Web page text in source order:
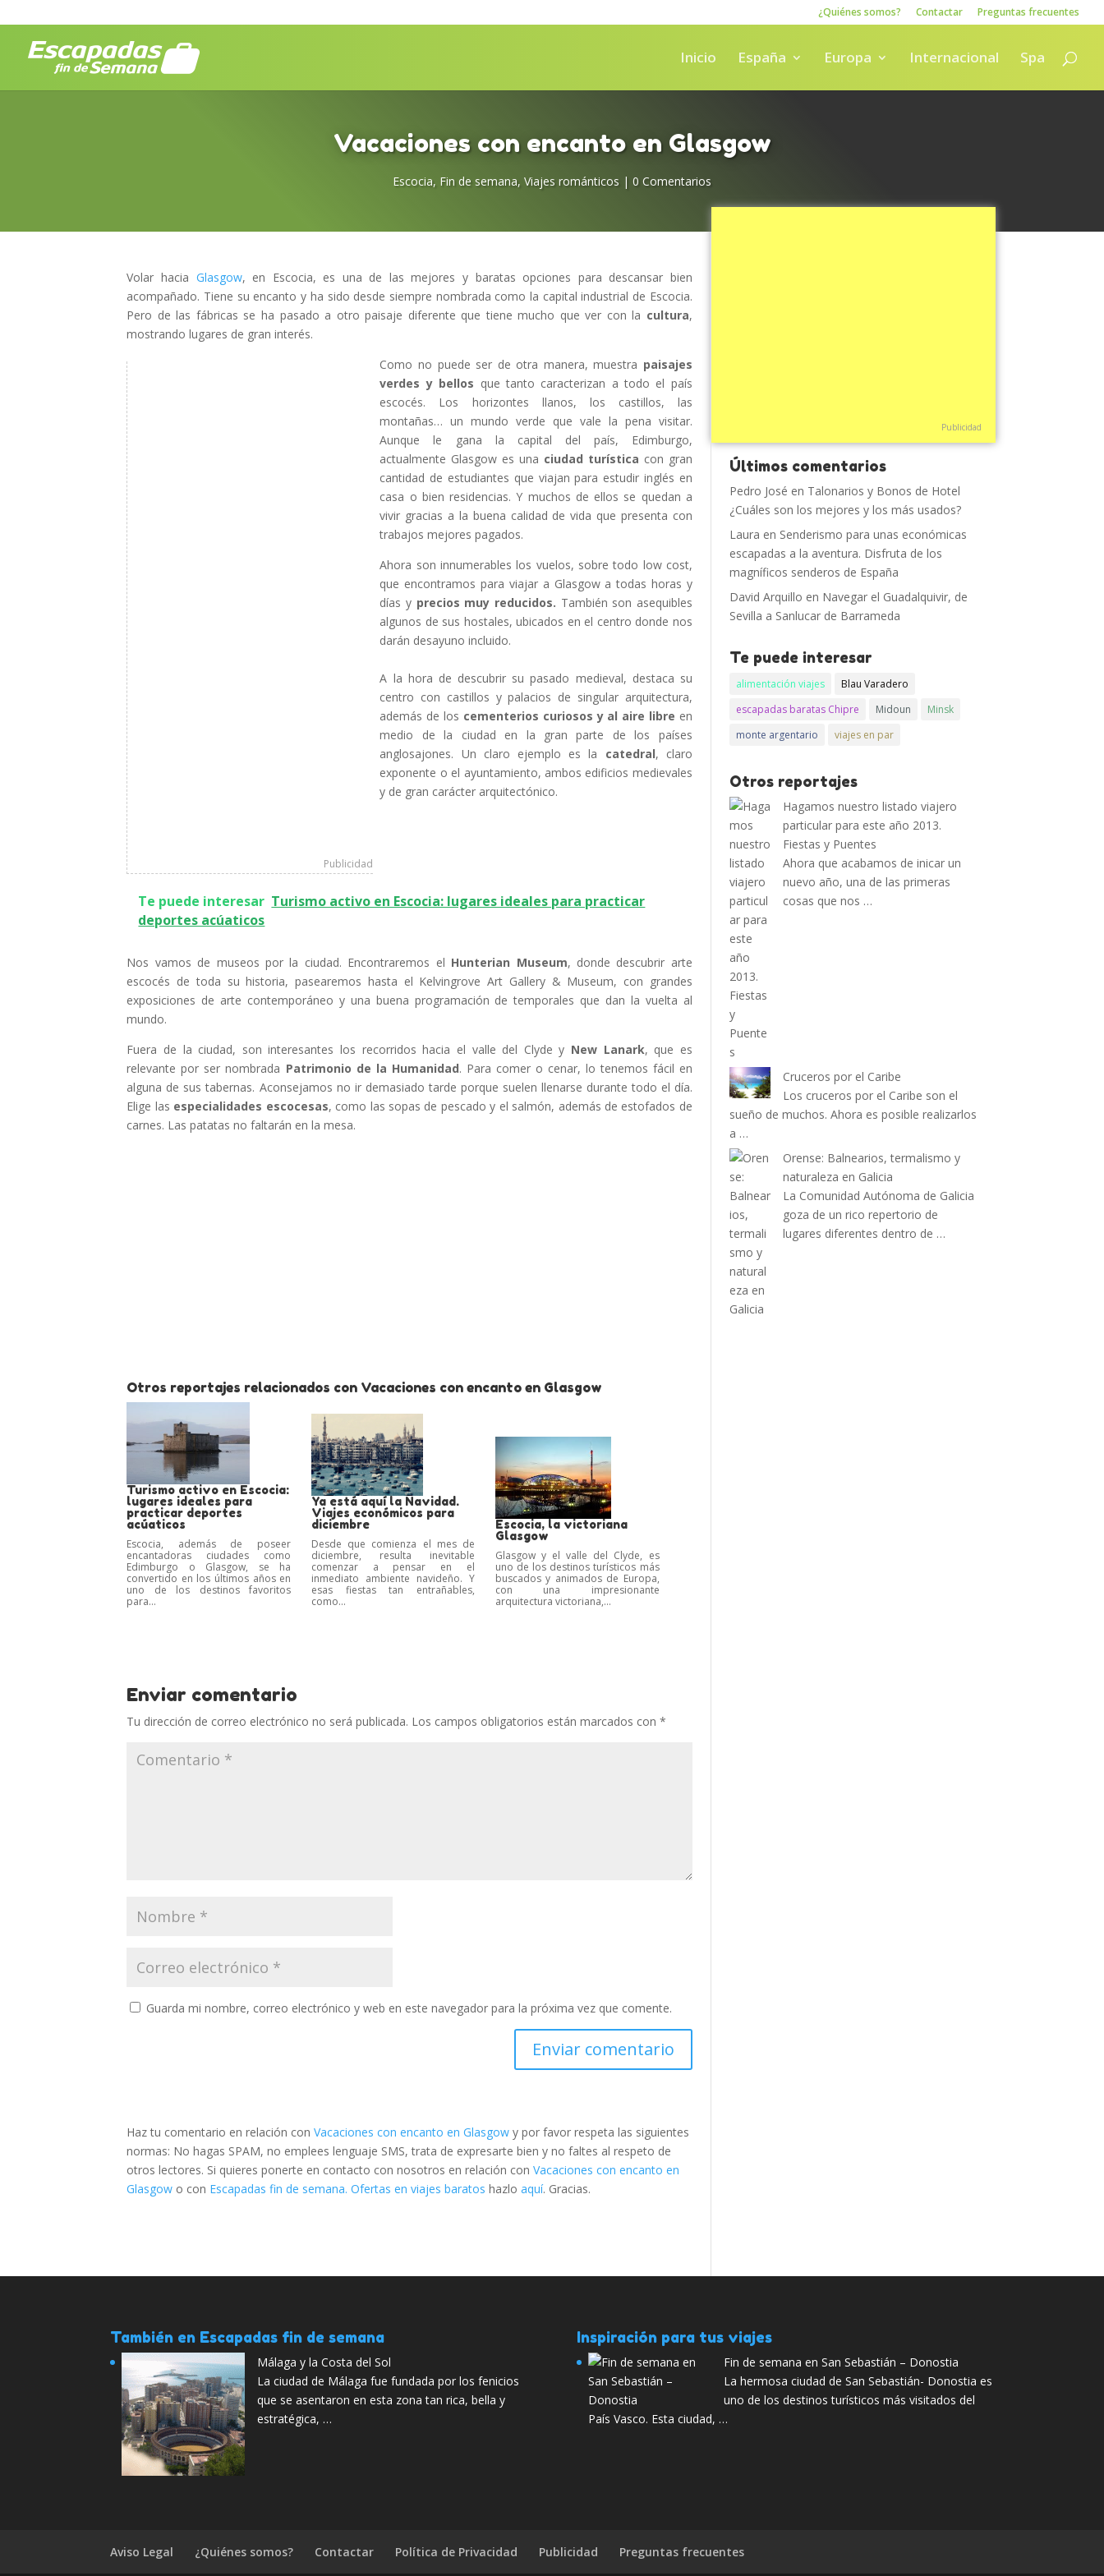
¿Quiénes somos? Contactar Preguntas frecuentes
Inicio España Europa Internacional Spa
Vacaciones con encanto en Glasgow
Escocia, Fin de semana, Viajes románticos | 0 Comentarios
Volar hacia Glasgow, en Escocia, es una de las mejores y baratas opciones para descansar bien
acompañado. Tiene su encanto y ha sido desde siempre nombrada como la capital industrial de Escocia.
Pero de las fábricas se ha pasado a otro paisaje diferente que tiene mucho que ver con la cultura,
mostrando lugares de gran interés.
Publicidad
Como no puede ser de otra manera, muestra paisajes
verdes y bellos que tanto caracterizan a todo el país
escocés. Los horizontes llanos, los castillos, las
montañas… un mundo verde que vale la pena visitar.
Aunque le gana la capital del país, Edimburgo,
actualmente Glasgow es una ciudad turística con gran
cantidad de estudiantes que viajan para estudir inglés en
casa o bien residencias. Y muchos de ellos se quedan a
vivir gracias a la buena calidad de vida que presenta con
trabajos mejores pagados.
Ahora son innumerables los vuelos, sobre todo low cost,
que encontramos para viajar a Glasgow a todas horas y
días y precios muy reducidos. También son asequibles
algunos de sus hostales, ubicados en el centro donde nos
darán desayuno incluido.
A la hora de descubrir su pasado medieval, destaca su
centro con castillos y palacios de singular arquitectura,
además de los cementerios curiosos y al aire libre en
medio de la ciudad en la gran parte de los países
anglosajones. Un claro ejemplo es la catedral, claro
exponente o el ayuntamiento, ambos edificios medievales
y de gran carácter arquitectónico.
Te puede interesar Turismo activo en Escocia: lugares ideales para practicar
deportes acúaticos
Nos vamos de museos por la ciudad. Encontraremos el Hunterian Museum, donde descubrir arte
escocés de toda su historia, pasearemos hasta el Kelvingrove Art Gallery & Museum, con grandes
exposiciones de arte contemporáneo y una buena programación de temporales que dan la vuelta al
mundo.
Fuera de la ciudad, son interesantes los recorridos hacia el valle del Clyde y New Lanark, que es
relevante por ser nombrada Patrimonio de la Humanidad. Para comer o cenar, lo tenemos fácil en
alguna de sus tabernas. Aconsejamos no ir demasiado tarde porque suelen llenarse durante todo el día.
Elige las especialidades escocesas, como las sopas de pescado y el salmón, además de estofados de
carnes. Las patatas no faltarán en la mesa.
Otros reportajes relacionados con Vacaciones con encanto en Glasgow
Turismo activo en Escocia:
lugares ideales para
practicar deportes
acúaticos
Escocia, además de poseer
encantadoras ciudades como
Edimburgo o Glasgow, se ha
convertido en los últimos años en
uno de los destinos favoritos
para...
Ya está aquí la Navidad.
Viajes económicos para
diciembre
Desde que comienza el mes de
diciembre, resulta inevitable
comenzar a pensar en el
inmediato ambiente navideño. Y
esas fiestas tan entrañables,
como...
Escocia, la victoriana
Glasgow
Glasgow y el valle del Clyde, es
uno de los destinos turísticos más
buscados y animados de Europa,
con una impresionante
arquitectura victoriana,...
Enviar comentario
Tu dirección de correo electrónico no será publicada. Los campos obligatorios están marcados con*
Guarda mi nombre, correo electrónico y web en este navegador para la próxima vez que comente.
Haz tu comentario en relación conVacaciones con encanto en Glasgow y por favor respeta las siguientes
normas: No hagas SPAM, no emplees lenguaje SMS, trata de expresarte bien y no faltes al respeto de
otros lectores. Si quieres ponerte en contacto con nosotros en relación conVacaciones con encanto en
Glasgow o con Escapadas fin de semana. Ofertas en viajes baratos hazloaquí. Gracias.
Publicidad
Últimos comentarios
Pedro José en Talonarios y Bonos de Hotel
¿Cuáles son los mejores y los más usados?
Laura en Senderismo para unas económicas
escapadas a la aventura. Disfruta de los
magníficos senderos de España
David Arquillo en Navegar el Guadalquivir, de
Sevilla a Sanlucar de Barrameda
Te puede interesar
alimentación viajes
Blau Varadero
escapadas baratas Chipre
Midoun
Minsk
monte argentario
viajes en par
Otros reportajes
Hagamos nuestro listado viajero
particular para este año 2013.
Fiestas y Puentes
Ahora que acabamos de inicar un
nuevo año, una de las primeras
cosas que nos …
Cruceros por el Caribe
Los cruceros por el Caribe son el
sueño de muchos. Ahora es posible realizarlos
a …
Orense: Balnearios, termalismo y
naturaleza en Galicia
La Comunidad Autónoma de Galicia
goza de un rico repertorio de
lugares diferentes dentro de …
También en Escapadas fin de semana
Málaga y la Costa del Sol
La ciudad de Málaga fue fundada por los fenicios
que se asentaron en esta zona tan rica, bella y
estratégica, …
Inspiración para tus viajes
Fin de semana en San Sebastián – Donostia
La hermosa ciudad de San Sebastián- Donostia es
uno de los destinos turísticos más visitados del
País Vasco. Esta ciudad, …
Aviso Legal ¿Quiénes somos? Contactar Política de Privacidad Publicidad Preguntas frecuentes